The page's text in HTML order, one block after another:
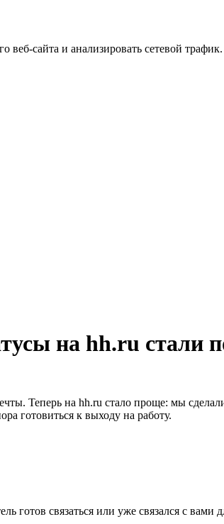
сайта и анализировать сетевой трафик.
на hh.ru стали
Теперь на hh.ru стало проще: мы
готовиться к выходу на работу.
готов связаться или уже связался с